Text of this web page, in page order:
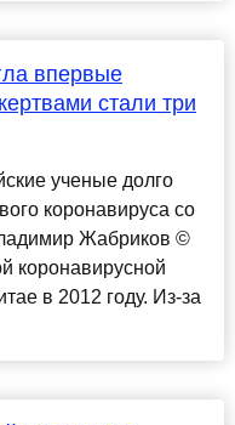
впервые
стали три
ученые долго
коронавируса со
Жабриков ©
коронавирусной
в 2012 году. Из-за